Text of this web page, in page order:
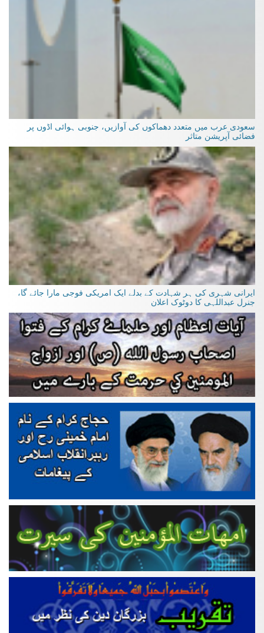
سعودی عرب میں متعدد دھماکوں کی آوازیں، جنوبی ہوائی اڈوں پر
فضائی آپریشن متاثر
ایرانی شہری کی ہر شہادت کے بدلے ایک امریکی فوجی مارا جائے گا،
جنرل عبداللہی کا دوٹوک اعلان